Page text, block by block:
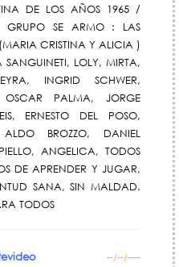
DE LOS AÑOS 1965 /
GRUPO SE ARMO : LAS
CRISTINA Y ALICIA )
SANGUINETI, LOLY, MIRTA,
INGRID SCHWER,
OSCAR PALMA, JORGE
ERNESTO DEL POSO,
ALDO BROZZO, DANIEL
ANGELICA, TODOS
DE APRENDER Y JUGAR,
SANA, SIN MALDAD.
TODOS
--/--/----